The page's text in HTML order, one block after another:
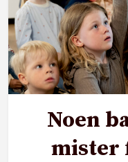
Noen
mister